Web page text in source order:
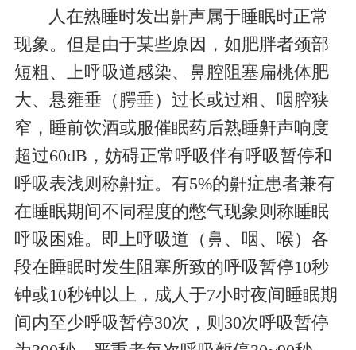
人在熟睡时发出鼾声属于睡眠时正常
现象。但是由于某些原因，如肥胖者颈部
短粗、上呼吸道感染、鼻腔阻塞扁桃体肥
大、悬雍垂（腭垂）过长或过粗、咽腔狭
窄，睡前饮酒或服催眠药后熟睡鼾声响度
超过60dB ，妨碍正常呼吸伴有呼吸暂停和
呼吸表浅则称鼾症。有5%的鼾症患者兼有
在睡眠期间不同程度的憋气现象则称睡眠
呼吸困难。即上呼吸道（鼻、咽、喉）各
段在睡眠时发生阻塞所致的呼吸暂停10秒
钟或10秒钟以上，成人于7小时夜间睡眠期
间内至少呼吸暂停30次，则 30次呼吸暂停